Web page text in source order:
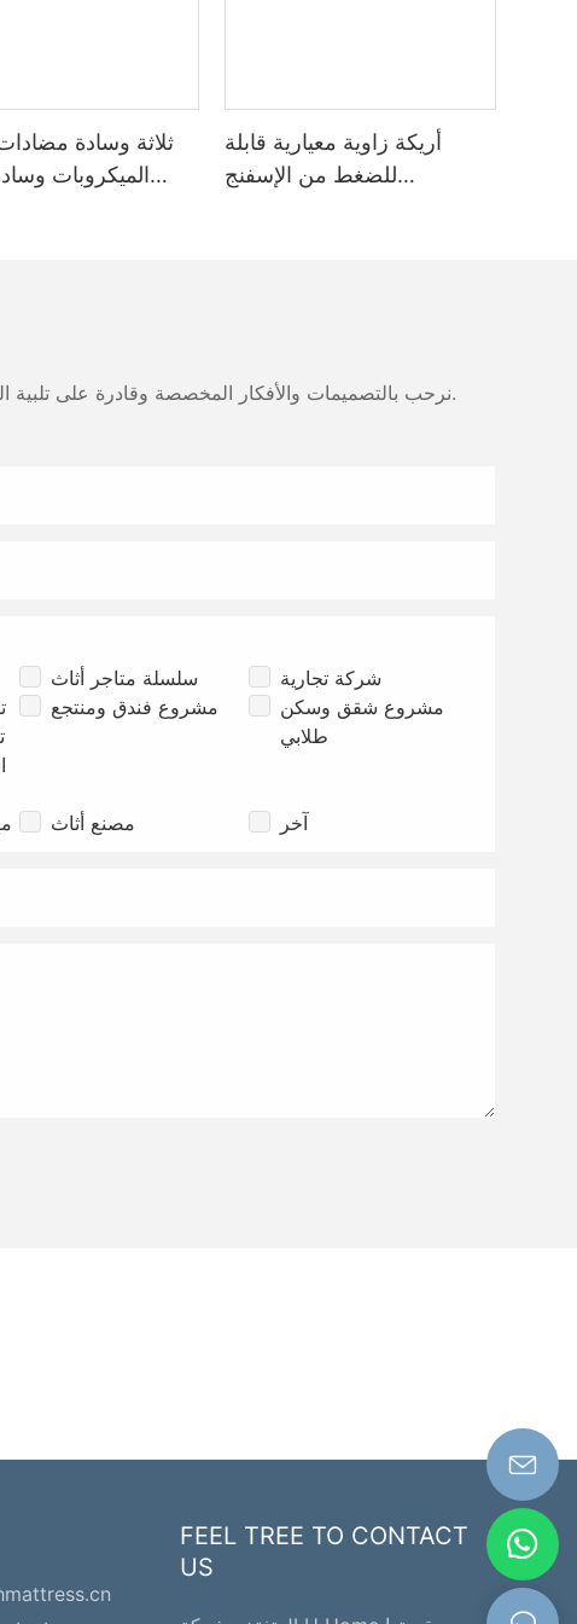
الميكروبات
أريكة زاوية معيارية قابلة
للضغط من الإسفنج
نرحب بالتصميمات والأفكار المخصصة وقادرة على تلبية المتطلبات المحددة. لمزيد من المعلومات، يرجى زيارة الموقع الإلكتروني أو الاتصال بنا مباشرة مع أسئلة أو استفسارات.
سلسلة متاجر أثاث
شركة تجارية
مشروع فندق ومنتجع
مشروع شقق وسكن
طلابي
مصنع أثاث آخر
FEEL TREE TO CONTACT
US